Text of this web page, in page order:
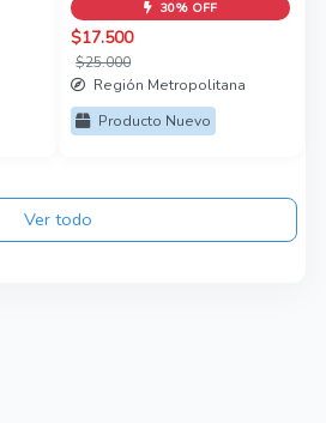
30% OFF
$17.500
$25.000
Región Metropolitana
Producto Nuevo
Ver todo